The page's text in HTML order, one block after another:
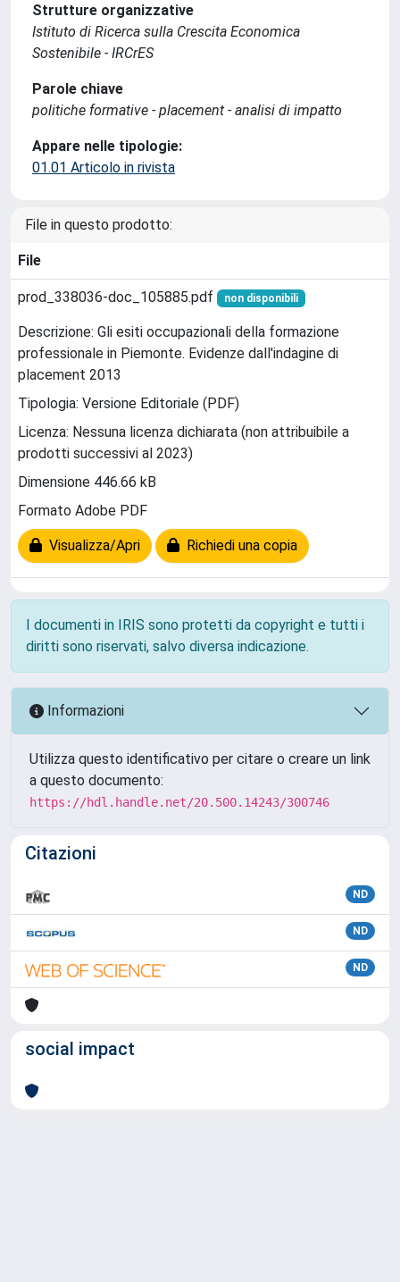
Strutture organizzative
Istituto di Ricerca sulla Crescita Economica
Sostenibile - IRCrES
Parole chiave
politiche formative - placement - analisi di impatto
Appare nelle tipologie:
01.01 Articolo in rivista
File in questo prodotto:
File
prod_338036-doc_105885.pdf non disponibili
Descrizione: Gli esiti occupazionali della formazione
professionale in Piemonte. Evidenze dall'indagine di
placement 2013
Tipologia: Versione Editoriale (PDF)
Licenza: Nessuna licenza dichiarata (non attribuibile a
prodotti successivi al 2023)
Dimensione 446.66 kB
Formato Adobe PDF
Visualizza/Apri Richiedi una copia
I documenti in IRIS sono protetti da copyright e tutti i
diritti sono riservati, salvo diversa indicazione.
Informazioni
Utilizza questo identificativo per citare o creare un link
a questo documento:
https://hdl.handle.net/20.500.14243/300746
Citazioni
ND
ND
ND
social impact